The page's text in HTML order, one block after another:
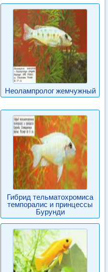
Неолампролог жемчужный
Гибрид тельматохромиса
темпоралис и принцессы
Бурунди